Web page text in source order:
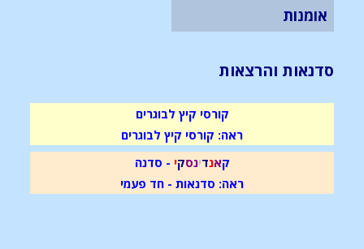
אומנות
סדנאות והרצאות
קורסי קיץ לבוגרים
ראה: קורסי קיץ לבוגרים
קאנדינסקי - סדנה
ראה: סדנאות - חד פעמי